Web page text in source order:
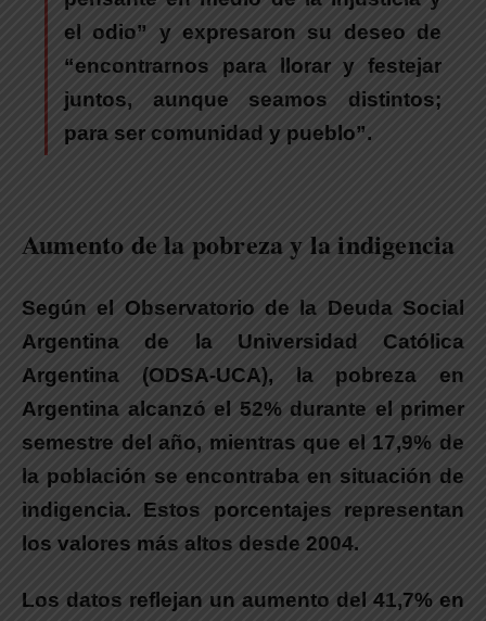
el odio” y expresaron su deseo de
“encontrarnos para llorar y festejar
juntos, aunque seamos distintos;
para ser comunidad y pueblo”.
Aumento de la pobreza y la indigencia
Según el Observatorio de la Deuda Social
Argentina de la Universidad Católica
Argentina (ODSA-UCA), la pobreza en
Argentina alcanzó el 52% durante el primer
semestre del año, mientras que el 17,9% de
la población se encontraba en situación de
indigencia. Estos porcentajes representan
los valores más altos desde 2004.
Los datos reflejan un aumento del 41,7% en